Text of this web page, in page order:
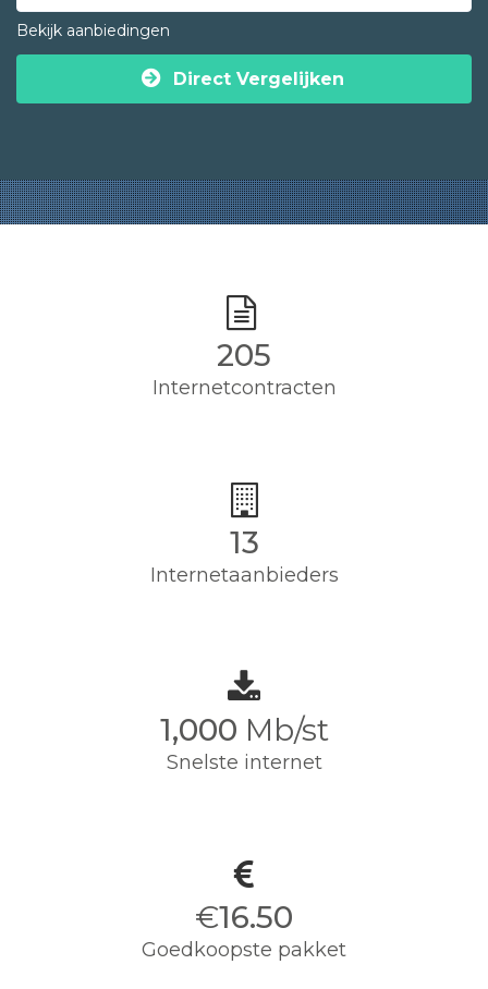
Bekijk aanbiedingen
Direct Vergelijken
205
Internetcontracten
13
Internetaanbieders
1,000 Mb/st
Snelste internet
€16.50
Goedkoopste pakket